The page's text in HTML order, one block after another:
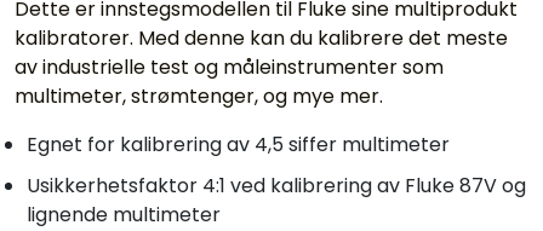
Dette er innstegsmodellen til Fluke sine multiprodukt
kalibratorer. Med denne kan du kalibrere det meste
av industrielle test og måleinstrumenter som
multimeter, strømtenger, og mye mer.
Egnet for kalibrering av 4,5 siffer multimeter
Usikkerhetsfaktor 4:1 ved kalibrering av Fluke 87V og
lignende multimeter